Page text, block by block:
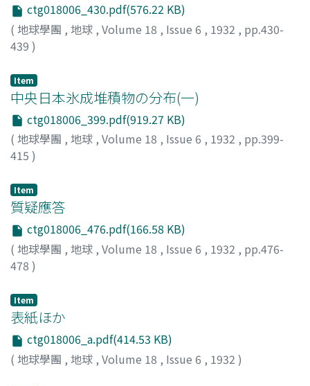
ctg018006_430.pdf(576.22 KB)
( 地球學團 , 地球 , Volume 18 , Issue 6 , 1932 , pp.430-
439 )
Item
中央日本氷成堆積物の分布(一)
ctg018006_399.pdf(919.27 KB)
( 地球學團 , 地球 , Volume 18 , Issue 6 , 1932 , pp.399-
415 )
Item
質疑應答
ctg018006_476.pdf(166.58 KB)
( 地球學團 , 地球 , Volume 18 , Issue 6 , 1932 , pp.476-
478 )
Item
表紙ほか
ctg018006_a.pdf(414.53 KB)
( 地球學團 , 地球 , Volume 18 , Issue 6 , 1932 )